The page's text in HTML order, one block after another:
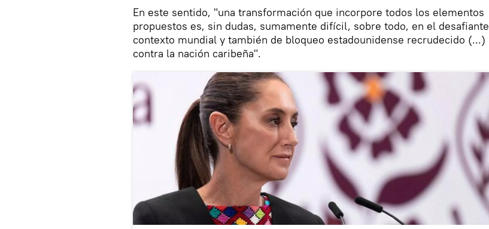
En este sentido, "una transformación que incorpore todos los elementos
propuestos es, sin dudas, sumamente difícil, sobre todo, en el desafiante
contexto mundial y también de bloqueo estadounidense recrudecido (...)
contra la nación caribeña".